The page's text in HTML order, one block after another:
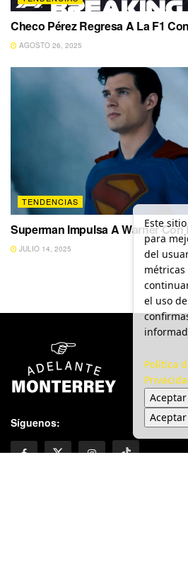
Checo Pérez Regresa A La F1
AGOSTO 26, 2025
TENDENCIAS
Superman Impulsa A Warner
JULIO 14, 2025
Síguenos:
Este
para
del
métricas
el uso
Política